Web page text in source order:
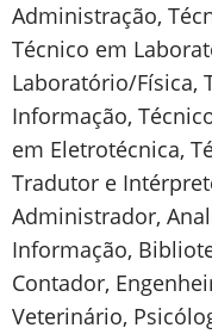
Administração,
Técnico em
Laboratório/Física,
Informação,
em Eletrotécnica,
Tradutor e
Administrador,
Informação,
Contador,
Veterinário,